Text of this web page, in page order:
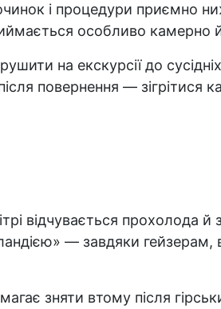
і процедури приємно
особливо камерно
на екскурсії до
повернення — зігрітися
відчувається прохолода й
— завдяки гейзерам,
зняти втому після